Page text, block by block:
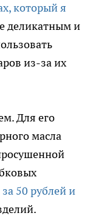
который я
деликатным и
из-за их
Для его
масла
за 50 рублей и